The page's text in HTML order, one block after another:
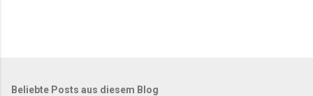
Beliebte Posts aus diesem Blog